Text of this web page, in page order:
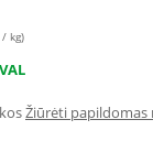
kg)
Žiūrėti papildomas